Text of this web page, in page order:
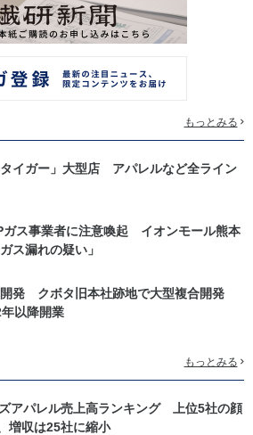
もっとみる
イガー」大型店 アパレルなど全ライン
ガス事業者に注意喚起 イオンモール熊本
ス漏れの疑い」
開発 クボタ旧本社跡地で大型複合開発
以降開業
もっとみる
アパレル売上高ランキング 上位5社の顔
増収は25社に縮小